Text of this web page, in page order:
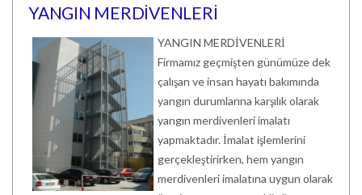
YANGIN MERDİVENLERİ
YANGIN MERDİVENLERİ
Firmamız geçmişten günümüze dek
çalışan ve insan hayatı bakımında
yangın durumlarına karşılık olarak
yangın merdivenleri imalatı
yapmaktadır. İmalat işlemlerini
gerçekleştirirken, hem yangın
merdivenleri imalatına uygun olarak